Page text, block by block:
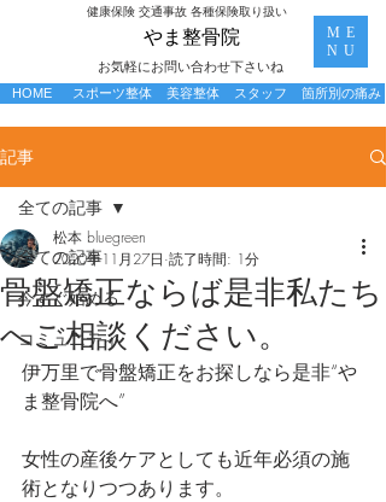
お気軽にお問い合わせ下さいね
​やま整骨院
​健康保険 交通事故 各種保険取り扱い
ME
NU
スポーツ整体 美容整体 箇所別の痛み
HOME スタッフ
記事
全ての記事
今すぐ始める
コミュニティ
全ての記事
骨盤矯正ならば是非私たち
へご相談ください。
松本 bluegreen
2020年11月27日 読了時間: 1分
伊万里で骨盤矯正をお探しなら是非“や
ま整骨院へ”
女性の産後ケアとしても近年必須の施
術となりつつあります。